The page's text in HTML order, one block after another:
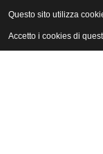
ANICA |
Questo sito utilizza
Accetto i cookies di
Questo sito utilizza
Accetto i cookies di